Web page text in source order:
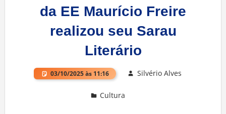
da EE Maurício Freire
realizou seu Sarau
Literário
03/10/2025 às 11:16 Silvério Alves
Cultura